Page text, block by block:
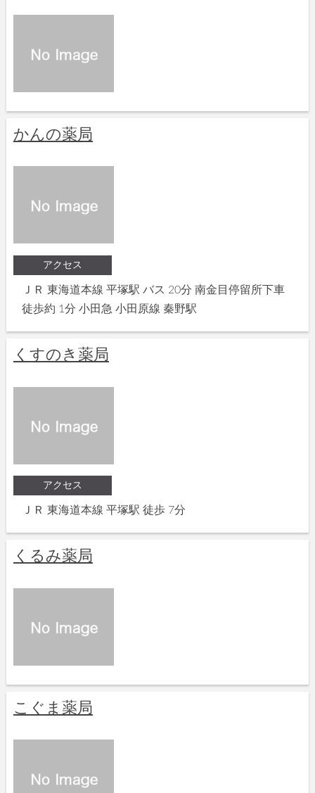
かんの薬局
アクセス
ＪＲ 東海道本線 平塚駅 バス 20分 南金目停留所下車
徒歩約 1分 小田急 小田原線 秦野駅
くすのき薬局
アクセス
ＪＲ 東海道本線 平塚駅 徒歩 7分
くるみ薬局
こぐま薬局